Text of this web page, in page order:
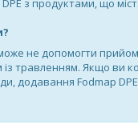
з продуктами, що
не допомогти
травленням. Якщо ви
додавання Fodmap